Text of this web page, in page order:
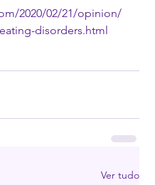
2020/02/21/opinion/
disorders.html
Ver tudo